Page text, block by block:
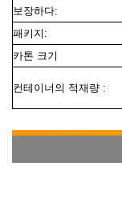
보장하다:
패키지:
카톤 크기
컨테이너의 적재량 :